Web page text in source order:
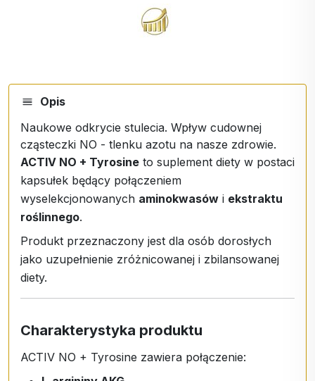
Opis
Naukowe odkrycie stulecia. Wpływ cudownej
cząsteczki NO - tlenku azotu na nasze zdrowie.
ACTIV NO + Tyrosine to suplement diety w postaci
kapsułek będący połączeniem
wyselekcjonowanych aminokwasów i ekstraktu
roślinnego.
Produkt przeznaczony jest dla osób dorosłych
jako uzupełnienie zróżnicowanej i zbilansowanej
diety.
Charakterystyka produktu
ACTIV NO + Tyrosine zawiera połączenie: